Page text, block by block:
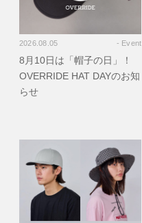
2026.08.05 - Event
8月10日は「帽子の日」！
OVERRIDE HAT DAYのお知
らせ